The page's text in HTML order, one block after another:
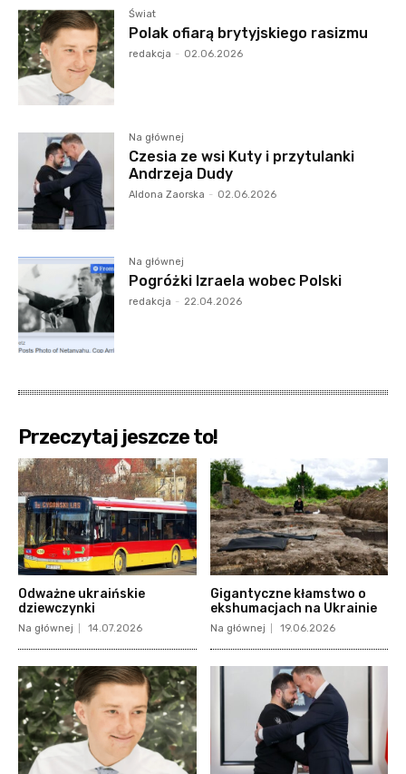
Świat
Polak ofiarą brytyjskiego rasizmu
redakcja - 02.06.2026
Na głównej
Czesia ze wsi Kuty i przytulanki
Andrzeja Dudy
Aldona Zaorska - 02.06.2026
Na głównej
Pogróżki Izraela wobec Polski
redakcja - 22.04.2026
Przeczytaj jeszcze to!
Odważne ukraińskie
dziewczynki
Na głównej 14.07.2026
Gigantyczne kłamstwo o
ekshumacjach na Ukrainie
Na głównej 19.06.2026